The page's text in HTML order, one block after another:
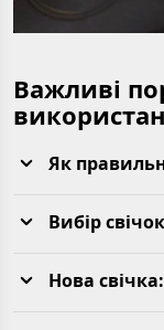
Важливі
Як
Вибір свічок
Нова